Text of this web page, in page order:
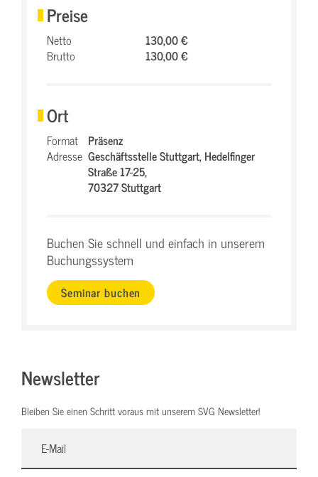
Preise
Netto
130,00 €
Brutto
130,00 €
Ort
Format Präsenz
Adresse Geschäftsstelle Stuttgart,Hedelfinger
Straße 17-25,
70327 Stuttgart
Buchen Sie schnell und einfach in unserem
Buchungssystem
Seminar buchen
Newsletter
Bleiben Sie einen Schritt voraus mit unserem SVG Newsletter!